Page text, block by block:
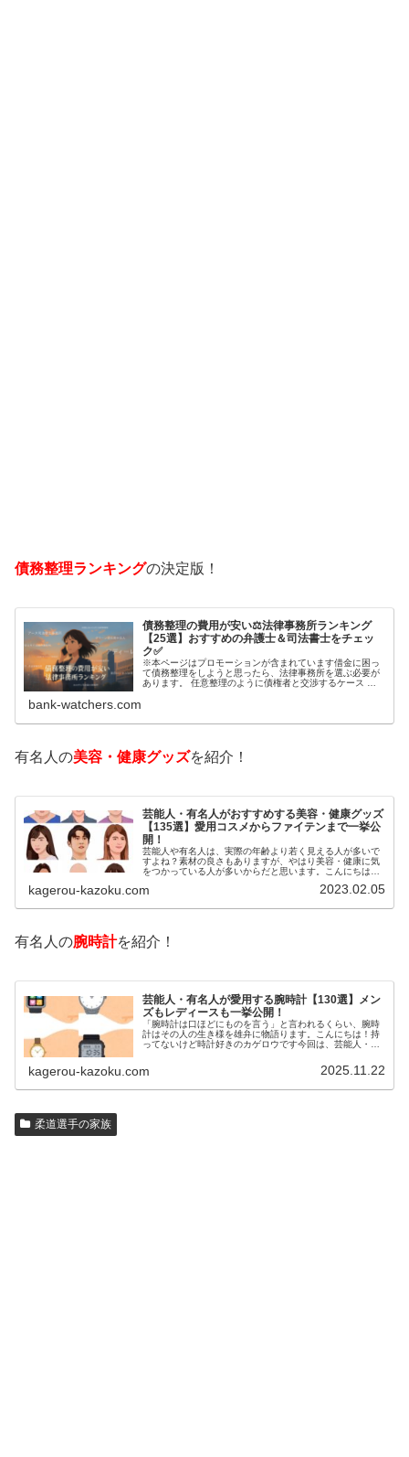
債務整理ランキングの決定版！
債務整理の費用が安い⚖️法律事務所ランキング
【25選】おすすめの弁護士＆司法書士をチェッ
ク✅
※本ページはプロモーションが含まれています借金に困っ
て債務整理をしようと思ったら、法律事務所を選ぶ必要が
あります。 任意整理のように債権者と交渉するケース 自
bank-watchers.com
有名人の美容・健康グッズを紹介！
芸能人・有名人がおすすめする美容・健康グッズ
【135選】愛用コスメからファイテンまで一挙公
開！
芸能人や有名人は、実際の年齢より若く見える人が多いで
すよね？素材の良さもありますが、やはり美容・健康に気
をつかっている人が多いからだと思います。こんにちは！
いるのでしょうか？今回は、芸能人…
kagerou-kazoku.com 2023.02.05
有名人の腕時計を紹介！
芸能人・有名人が愛用する腕時計【130選】メン
ズもレディースも一挙公開！
「腕時計は口ほどにものを言う」と言われるくらい、腕時
計はその人の生き様を雄弁に物語ります。こんにちは！持
ってないけど時計好きのカゲロウです今回は、芸能人・有
kagerou-kazoku.com 2025.11.22
柔道選手の家族